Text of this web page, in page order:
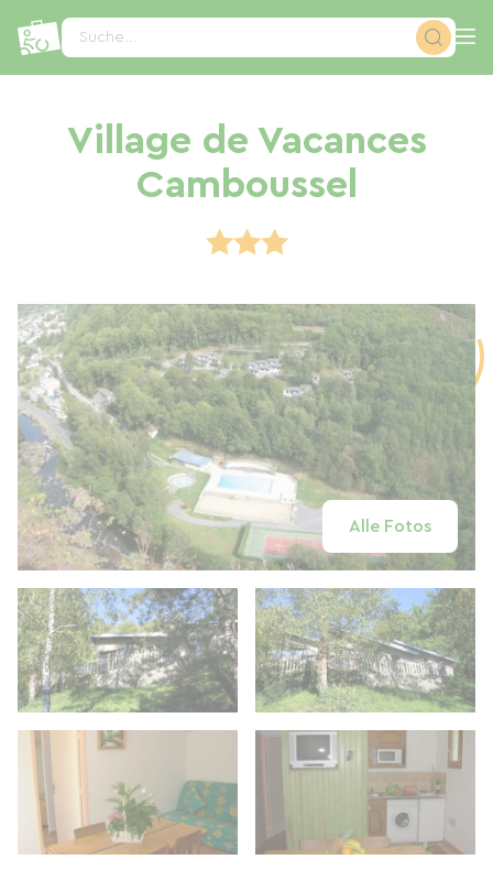
Suche...
Village de Vacances
Camboussel
Alle Fotos
Cookie-Einstellungen